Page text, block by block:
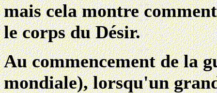
mais cela montre
le corps du Désir.
Au commencement de la
mondiale), lorsqu'un